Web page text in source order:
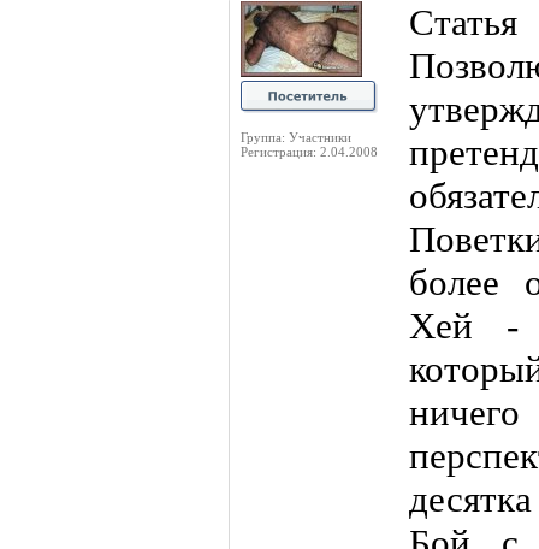
Группа: Участники
Регистрация: 2.04.2008
Статья
более
Хей -